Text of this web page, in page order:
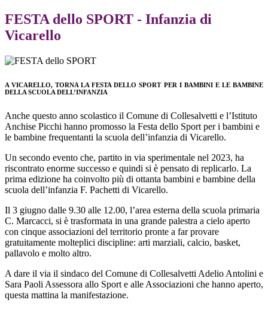
FESTA dello SPORT - Infanzia di
Vicarello
A VICARELLO, TORNA LA FESTA DELLO SPORT PER I BAMBINI E LE BAMBINE
DELLA SCUOLA DELL’INFANZIA
Anche questo anno scolastico il Comune di Collesalvetti e l’Istituto
Anchise Picchi hanno promosso la Festa dello Sport per i bambini e
le bambine frequentanti la scuola dell’infanzia di Vicarello.
Un secondo evento che, partito in via sperimentale nel 2023, ha
riscontrato enorme successo e quindi si è pensato di replicarlo. La
prima edizione ha coinvolto più di ottanta bambini e bambine della
scuola dell’infanzia F. Pachetti di Vicarello.
Il 3 giugno dalle 9.30 alle 12.00, l’area esterna della scuola primaria
C. Marcacci, si è trasformata in una grande palestra a cielo aperto
con cinque associazioni del territorio pronte a far provare
gratuitamente molteplici discipline: arti marziali, calcio, basket,
pallavolo e molto altro.
A dare il via il sindaco del Comune di Collesalvetti Adelio Antolini e
Sara Paoli Assessora allo Sport e alle Associazioni che hanno aperto,
questa mattina la manifestazione.